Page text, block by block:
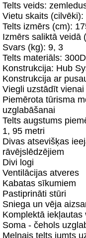
Telts veids:
Vietu skaits (cilvēki):
Telts izmērs (cm):
Izmērs saliktā veidā
Svars (kg): 9, 3
Telts materiāls:
Konstrukcija: Hub
Konstrukcija ar
Viegli uzstādīt vienai
Piemērota tūrisma
uzglabāšanai
Telts augstums
1, 95 metri
Divas atsevišķas
rāvējslēdzējiem
Divi logi
Ventilācijas atveres
Kabatas sīkumiem
Pastiprināti stūri
Sniega un vēja
Komplektā
Soma - čehols
Melnais telts jumts